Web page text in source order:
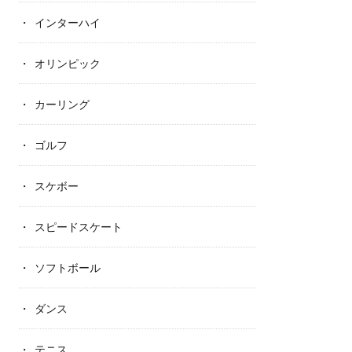
インターハイ
オリンピック
カーリング
ゴルフ
スケボー
スピードスケート
ソフトボール
ダンス